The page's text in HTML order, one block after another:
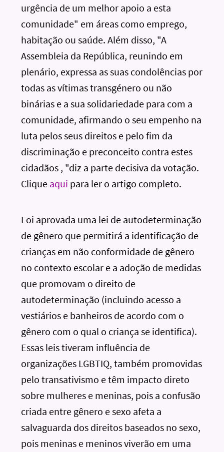
urgência de um melhor apoio a esta
comunidade" em áreas como emprego,
habitação ou saúde. Além disso, "A
Assembleia da República, reunindo em
plenário, expressa as suas condolências por
todas as vítimas transgénero ou não
binárias e a sua solidariedade para com a
comunidade, afirmando o seu empenho na
luta pelos seus direitos e pelo fim da
discriminação e preconceito contra estes
cidadãos , "diz a parte decisiva da votação.
Clique aqui para ler o artigo completo.
Foi aprovada uma lei de autodeterminação
de gênero que permitirá a identificação de
crianças em não conformidade de gênero
no contexto escolar e a adoção de medidas
que promovam o direito de
autodeterminação (incluindo acesso a
vestiários e banheiros de acordo com o
gênero com o qual o criança se identifica).
Essas leis tiveram influência de
organizações LGBTIQ, também promovidas
pelo transativismo e têm impacto direto
sobre mulheres e meninas, pois a confusão
criada entre gênero e sexo afeta a
salvaguarda dos direitos baseados no sexo,
pois meninas e meninos viverão em uma